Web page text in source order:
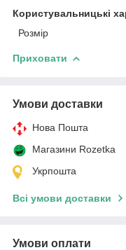
Користувальницькі
Розмір
Приховати
Умови доставки
Нова Пошта
Магазини Rozetka
Укрпошта
Всі умови доставки
Умови оплати